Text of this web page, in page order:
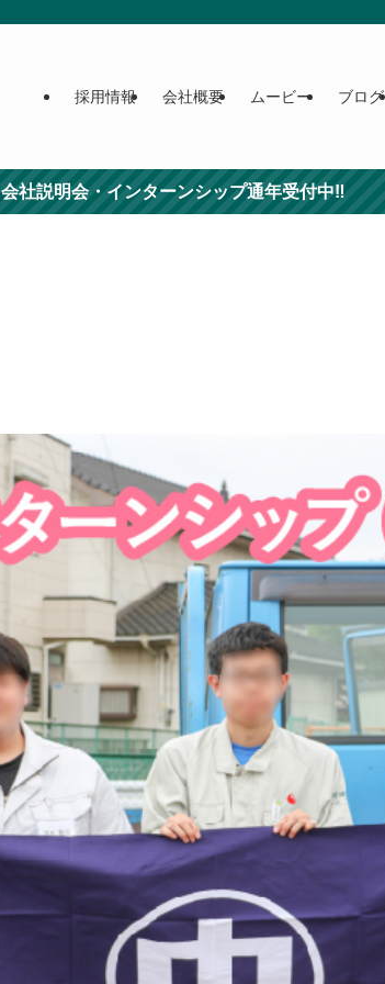
採用情報 会社概要 ムービー ブログ
会社説明会・インターンシップ通年受付中‼